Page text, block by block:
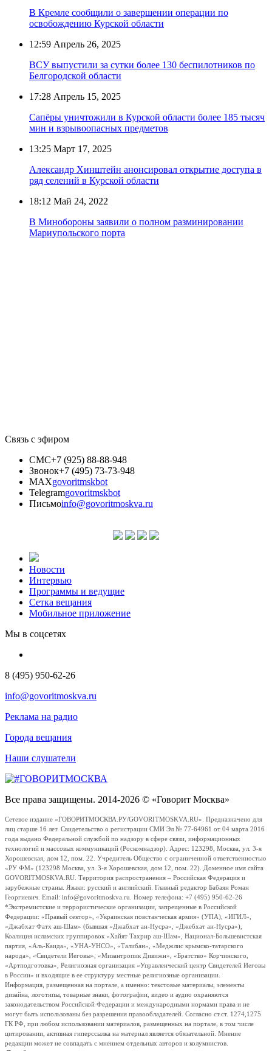
В Кремле сообщили о завершении операции по
освобождению Курской области
12:59 Апрель 26, 2025
ВСУ выпустили за сутки более 130 беспилотников по
Белгородской области
17:28 Апрель 15, 2025
Сапёры уничтожили в Курской области более 185 тысяч
мин и взрывоопасных предметов
13:25 Март 17, 2025
Александр Хинштейн анонсировал открытие доступа в
ряд селений в Курской области
18:12 Май 24, 2022
В Минобороны заявили о полном разминировании
Мариупольского порта
Связь с эфиром
СМС+7 (925) 88-88-948
Звонок+7 (495) 73-73-948
MAXgovoritmskbot
Telegramgovoritmskbot
Письмоinfo@govoritmoskva.ru
Новости
Интервью
Программы и ведущие
Сетка вещания
Мобильное приложение
Мы в соцсетях
8 (495) 950-62-26
info@govoritmoskva.ru
Реклама на радио
Города вещания
Наши слушатели
Все права защищены. 2014-2026 © «Говорит Москва»
Сетевое издание «ГОВОРИТМОСКВА.РУ/GOVORITMOSKVA.RU». Предназначено для
лиц старше 16 лет. Свидетельство о регистрации СМИ Эл № 77-64961 от 04 марта 2016
года выдано Федеральной службой по надзору в сфере связи, информационных
технологий и массовых коммуникаций (Роскомнадзор). Адрес: 123298, Москва, ул. 3-я
Хорошевская, дом 12, пом. 22. Учредитель Общество с ограниченной ответственностью
«РУ ФМ» (123298 Москва, ул. 3-я Хорошевская, дом 12, пом. 22). Доменное имя сайта
GOVORITMOSKVA.RU. Территория распространения – Российская Федерация и
зарубежные страны. Языки: русский и английский. Главный редактор Бабаян Роман
Георгиевич. Email: info@govoritmoskva.ru. Номер телефона: +7 (495) 950-62-26
*Экстремистские и террористические организации, запрещенные в Российской
Федерации: «Правый сектор», «Украинская повстанческая армия» (УПА), «ИГИЛ»,
«Джабхат Фатх аш-Шам» (бывшая «Джабхат ан-Нусра», «Джебхат ан-Нусра»),
Коалиция исламских группировок «Хайят Тахрир аш-Шам», Национал-Большевистская
партия, «Аль-Каида», «УНА-УНСО», «Талибан», «Меджлис крымско-татарского
народа», «Свидетели Иеговы», «Мизантропик Дивижн», «Братство» Корчинского,
«Артподготовка», Религиозная организация «Управленческий центр Свидетелей Иеговы
в России» и входящие в ее структуру местные религиозные организации.
Информация, размещенная на портале, а именно: текстовые материалы, элементы
дизайна, логотипы, товарные знаки, фотографии, видео и аудио охраняются
законодательством Российской Федерации и международными нормами права и не
могут быть использованы без разрешения правообладателей. Согласно ст.ст. 1274,1275
ГК РФ, при любом использовании материалов, размещенных на портале, в том числе
цитировании, активная гиперссылка на материал является обязательной. Мнение
редакции может не совпадать с мнением отдельных авторов и колумнистов.